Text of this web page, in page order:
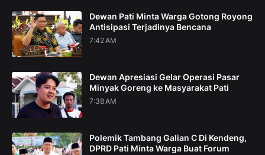
Dewan Pati Minta Warga Gotong Royong
Antisipasi Terjadinya Bencana
7:42 AM
Dewan Apresiasi Gelar Operasi Pasar
Minyak Goreng ke Masyarakat Pati
7:38 AM
Polemik Tambang Galian C Di Kendeng,
DPRD Pati Minta Warga Buat Forum